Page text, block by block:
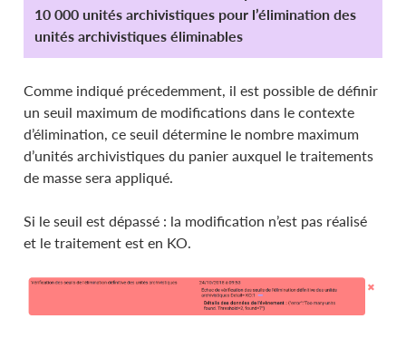
10 000 unités archivistiques pour l’élimination des
unités archivistiques éliminables
Comme indiqué précedemment, il est possible de définir
un seuil maximum de modifications dans le contexte
d’élimination, ce seuil détermine le nombre maximum
d’unités archivistiques du panier auxquel le traitements
de masse sera appliqué.
Si le seuil est dépassé : la modification n’est pas réalisé
et le traitement est en KO.